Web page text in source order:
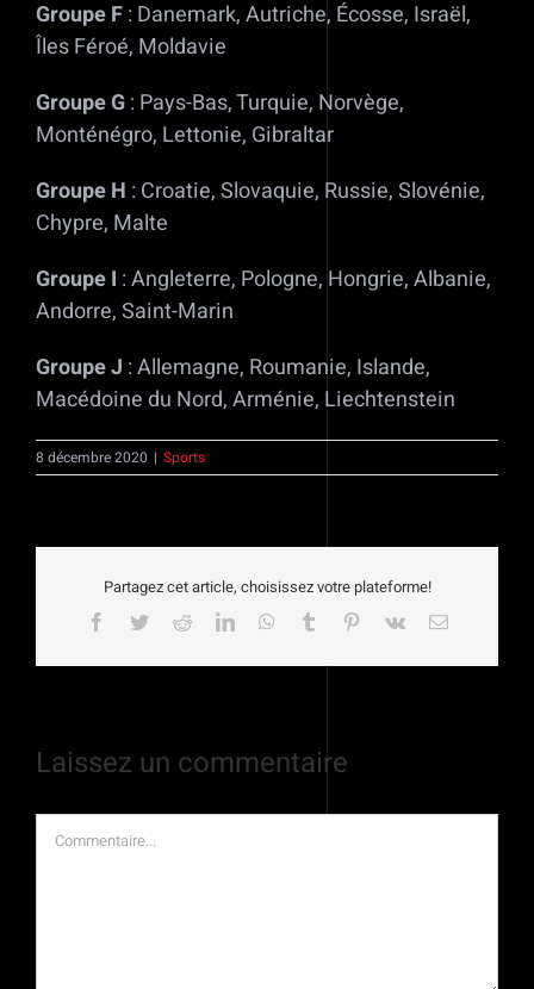
Groupe F: Danemark, Autriche, Écosse, Israël,
Îles Féroé, Moldavie
Groupe G: Pays-Bas, Turquie, Norvège,
Monténégro, Lettonie, Gibraltar
Groupe H : Croatie, Slovaquie, Russie, Slovénie,
Chypre, Malte
Groupe I : Angleterre, Pologne, Hongrie, Albanie,
Andorre, Saint-Marin
Groupe J : Allemagne, Roumanie, Islande,
Macédoine du Nord, Arménie, Liechtenstein
8 décembre 2020 | Sports
Partagez cet article, choisissez votre plateforme!
Facebook
TwitterRedditLinkedInWhatsApp
Tumblr Pinterest
Vk Email
Laissez un commentaire
Commentaire